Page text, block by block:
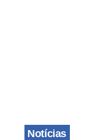
Notícias